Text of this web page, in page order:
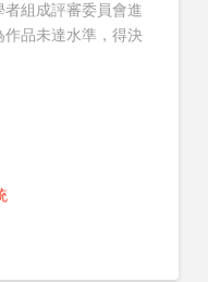
組成評審委員會進
品未達水準，得決